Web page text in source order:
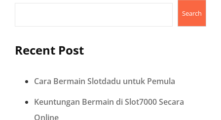
Search
Recent Post
Cara Bermain Slotdadu untuk Pemula
Keuntungan Bermain di Slot7000 Secara
Online